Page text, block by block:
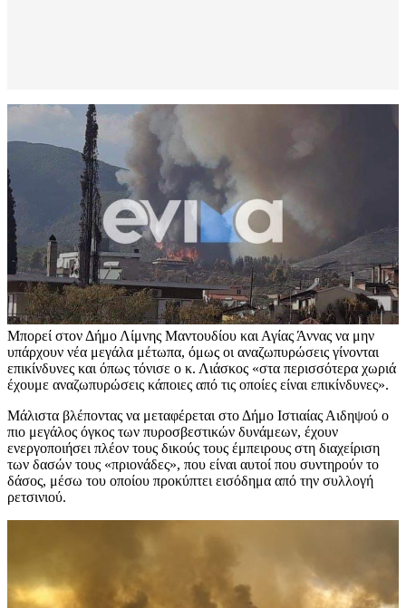
Μπορεί στον Δήμο Λίμνης Μαντουδίου και Αγίας Άννας να μην
υπάρχουν νέα μεγάλα μέτωπα, όμως οι αναζωπυρώσεις γίνονται
επικίνδυνες και όπως τόνισε ο κ. Λιάσκος «στα περισσότερα χωριά
έχουμε αναζωπυρώσεις κάποιες από τις οποίες είναι επικίνδυνες».
Μάλιστα βλέποντας να μεταφέρεται στο Δήμο Ιστιαίας Αιδηψού ο
πιο μεγάλος όγκος των πυροσβεστικών δυνάμεων, έχουν
ενεργοποιήσει πλέον τους δικούς τους έμπειρους στη διαχείριση
των δασών τους «πριονάδες», που είναι αυτοί που συντηρούν το
δάσος, μέσω του οποίου προκύπτει εισόδημα από την συλλογή
ρετσινιού.